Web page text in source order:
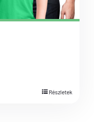
Részletek